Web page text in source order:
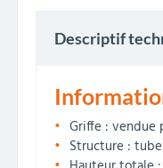
Descriptif
Griffe : vendue
Structure :